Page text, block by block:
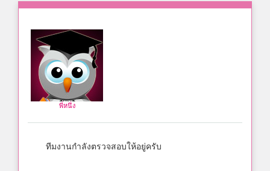
พี่หนึ่ง
ทีมงานกำลังตรวจสอบให้อยู่ครับ